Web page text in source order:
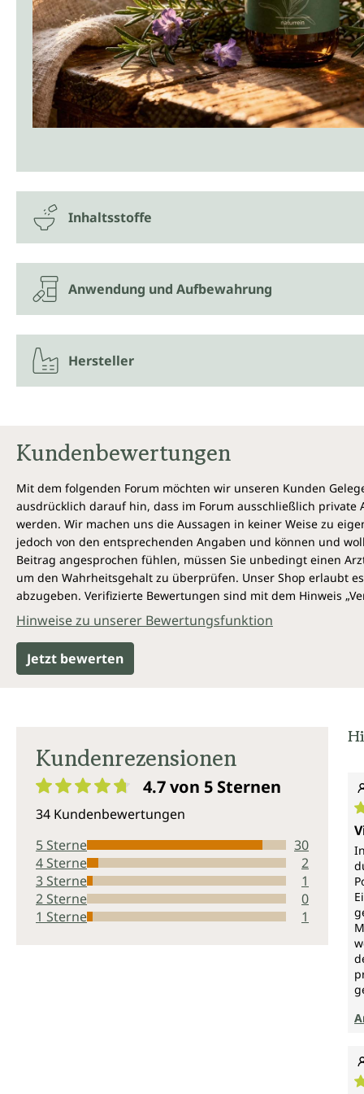
Inhaltsstoffe
Anwendung und Aufbewahrung
Hersteller
Kundenbewertungen
Mit dem folgenden Forum möchten wir unseren Kunden
ausdrücklich darauf hin, dass im Forum ausschließlich
werden. Wir machen uns die Aussagen in keiner Weise zu
jedoch von den entsprechenden Angaben und können und
Beitrag angesprochen fühlen, müssen Sie unbedingt einen
um den Wahrheitsgehalt zu überprüfen. Unser Shop erlaubt
abzugeben. Verifizierte Bewertungen sind mit dem Hinweis
Hinweise zu unserer Bewertungsfunktion
Jetzt bewerten
Kundenrezensionen
4.7 von 5 Sternen
34 Kundenbewertungen
5 Sterne
30
4 Sterne
2
3 Sterne
1
2 Sterne
0
1 Sterne
1